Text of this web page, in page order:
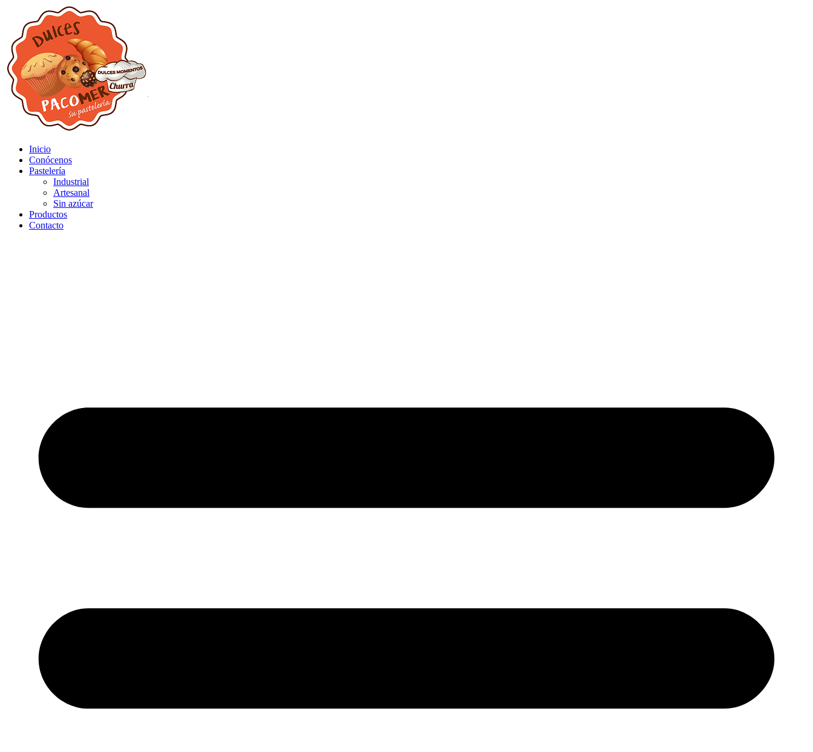
Inicio
Conócenos
Pastelería
Industrial
Artesanal
Sin azúcar
Productos
Contacto